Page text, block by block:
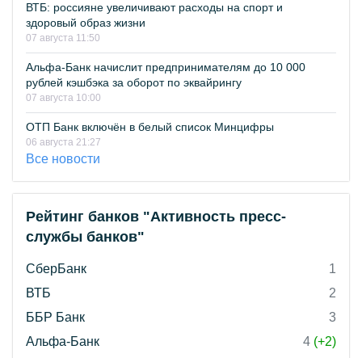
ВТБ: россияне увеличивают расходы на спорт и
здоровый образ жизни
07 августа 11:50
Альфа-Банк начислит предпринимателям до 10 000
рублей кэшбэка за оборот по эквайрингу
07 августа 10:00
ОТП Банк включён в белый список Минцифры
06 августа 21:27
Все новости
Рейтинг банков "Активность пресс-
службы банков"
СберБанк
1
ВТБ
2
ББР Банк
3
Альфа-Банк
4 (+2)